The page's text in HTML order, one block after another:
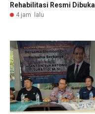
Rehabilitasi Resmi Dibuka
4 jam lalu